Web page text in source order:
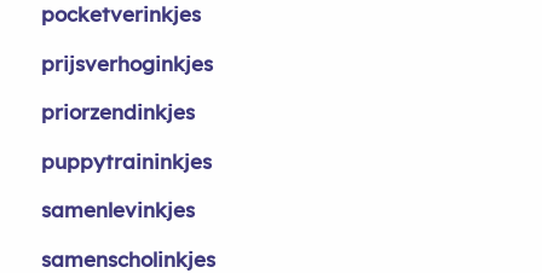
pocketverinkjes
prijsverhoginkjes
priorzendinkjes
puppytraininkjes
samenlevinkjes
samenscholinkjes